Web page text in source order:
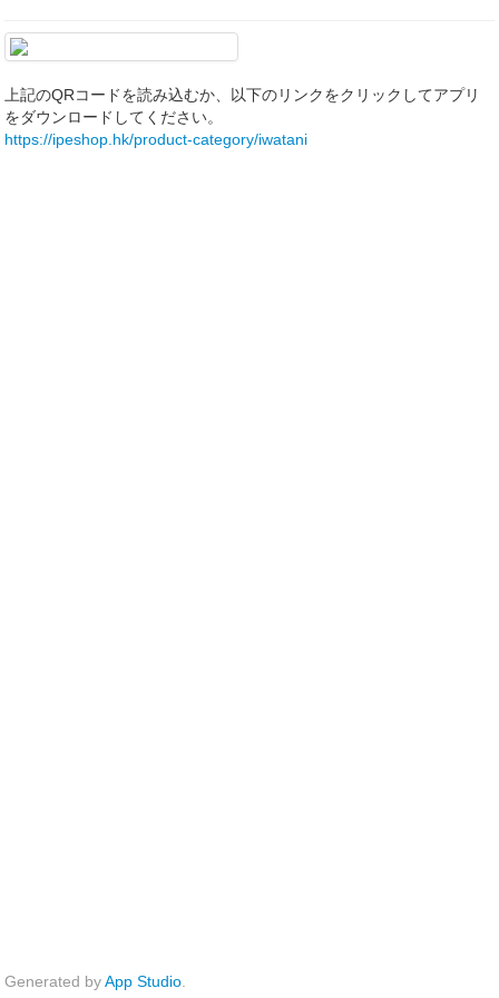
上記のQRコードを読み込むか、以下のリンクをクリックしてアプリ
をダウンロードしてください。
https://ipeshop.hk/product-category/iwatani
Generated byApp Studio